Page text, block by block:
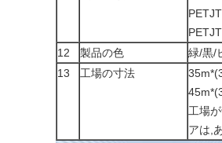
12
製品の色
緑/黒/
13
工場の寸法
工場
アは,